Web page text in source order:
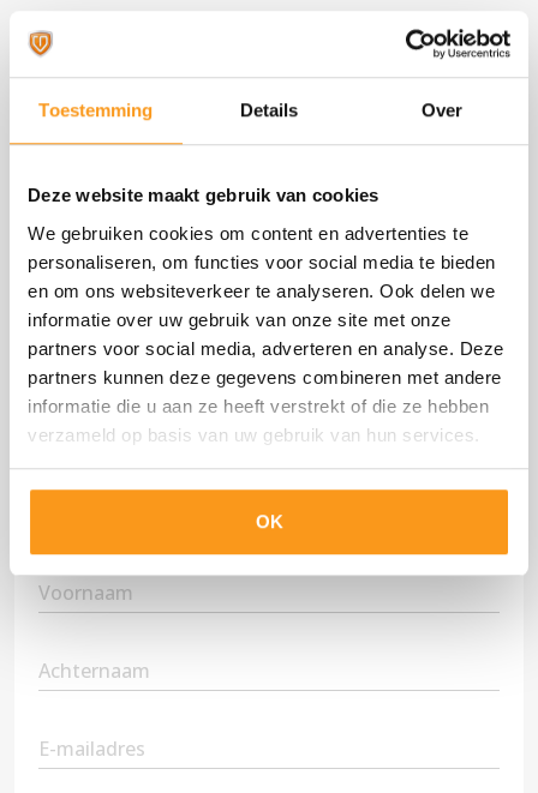
Toestemming Details Over
Deze website maakt gebruik van cookies
We gebruiken cookies om content en advertenties te
personaliseren, om functies voor social media te bieden
en om ons websiteverkeer te analyseren. Ook delen we
informatie over uw gebruik van onze site met onze
partners voor social media, adverteren en analyse. Deze
partners kunnen deze gegevens combineren met andere
informatie die u aan ze heeft verstrekt of die ze hebben
verzameld op basis van uw gebruik van hun services.
OK
Heb je vragen, opmerkingen, of wil je weten hoe wij uw
organisatie verder kunnen helpen? Vul het formulier in
een vrijblijvende, persoonlijke afspraak te maken.
First
Name(Vereist)
Second
Name(Vereist)
Email(Vereist)